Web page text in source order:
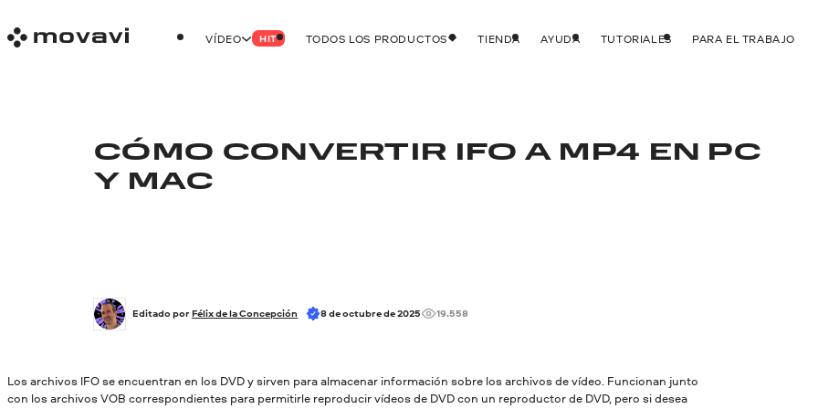
VÍDEO HIT TODOS LOS PRODUCTOS TIENDA AYUDA TUTORIALES PARA EL TRABAJO
CÓMO CONVERTIR IFO A MP4 EN PC
Y MAC
Editado por Félix de la Concepción 8 de octubre de 2025 19.558
Los archivos IFO se encuentran en los DVD y sirven para almacenar información sobre los archivos de vídeo. Funcionan junto
con los archivos VOB correspondientes para permitirle reproducir vídeos de DVD con un reproductor de DVD, pero si desea